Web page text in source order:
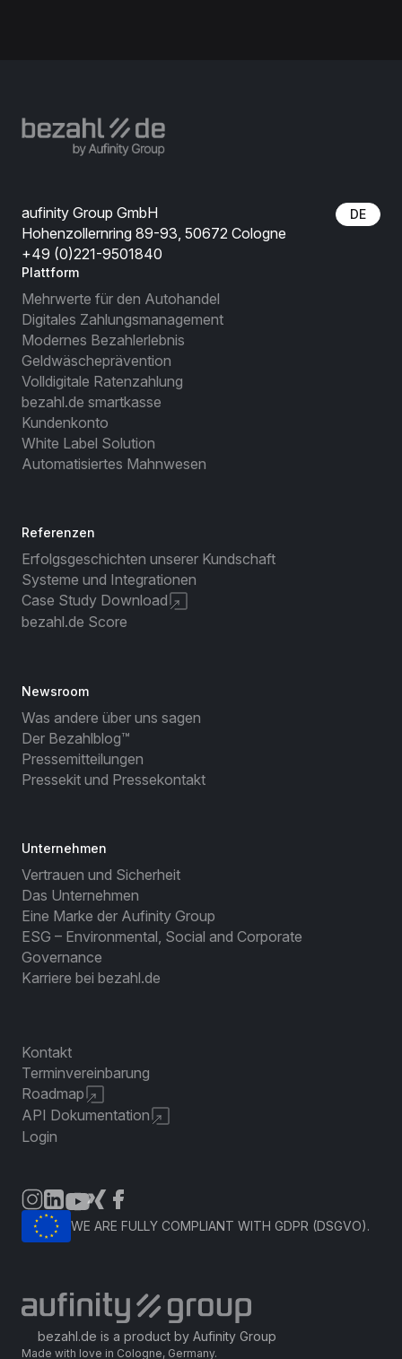
aufinity Group GmbH
Hohenzollernring 89-93, 50672 Cologne
+49 (0)221-9501840
DE
Plattform
Mehrwerte für den Autohandel
Digitales Zahlungsmanagement
Modernes Bezahlerlebnis
Geldwäscheprävention
Volldigitale Ratenzahlung
bezahl.de smartkasse
Kundenkonto
White Label Solution
Automatisiertes Mahnwesen
Referenzen
Erfolgsgeschichten unserer Kundschaft
Systeme und Integrationen
Case Study Download
bezahl.de Score
Newsroom
Was andere über uns sagen
Der Bezahlblog™
Pressemitteilungen
Pressekit und Pressekontakt
Unternehmen
Vertrauen und Sicherheit
Das Unternehmen
Eine Marke der Aufinity Group
ESG – Environmental, Social and Corporate
Governance
Karriere bei bezahl.de
Kontakt
Terminvereinbarung
Roadmap
API Dokumentation
Login
WE ARE FULLY COMPLIANT WITH GDPR (DSGVO).
bezahl.de is a product by Aufinity Group
Made with love in Cologne, Germany.